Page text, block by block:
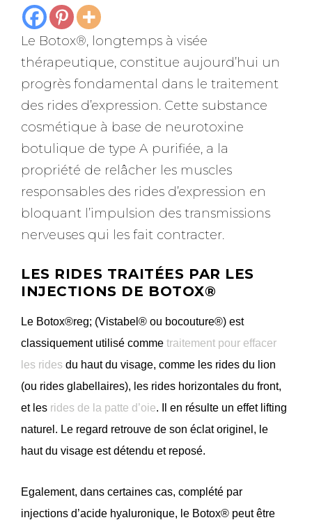
Le Botox®, longtemps à visée
thérapeutique, constitue aujourd’hui un
progrès fondamental dans le traitement
des rides d’expression. Cette substance
cosmétique à base de neurotoxine
botulique de type A purifiée, a la
propriété de relâcher les muscles
responsables des rides d’expression en
bloquant l’impulsion des transmissions
nerveuses qui les fait contracter.
LES RIDES TRAITÉES PAR LES
INJECTIONS DE BOTOX®
Le Botox®reg; (Vistabel® ou bocouture®) est
classiquement utilisé comme traitement pour effacer
les rides du haut du visage, comme les rides du lion
(ou rides glabellaires), les rides horizontales du front,
et les rides de la patte d’oie. Il en résulte un effet lifting
naturel. Le regard retrouve de son éclat originel, le
haut du visage est détendu et reposé.
Egalement, dans certaines cas, complété par
injections d’acide hyaluronique, le Botox® peut être